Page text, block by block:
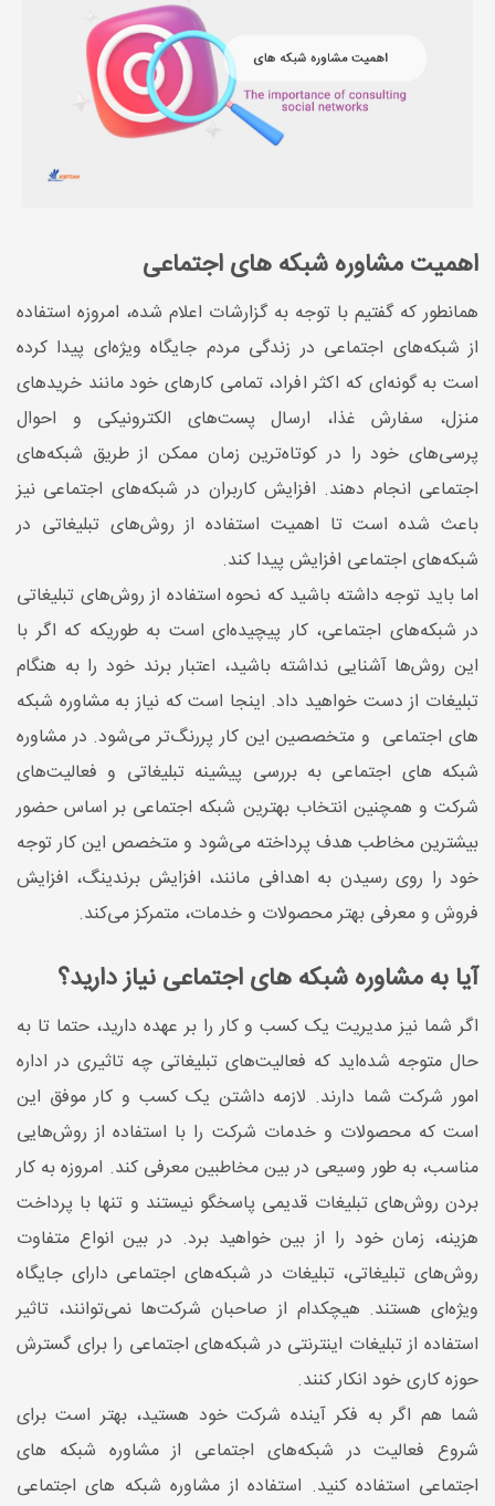
اهمیت مشاوره شبکه‌ های اجتماعی
همانطور که گفتیم با توجه به گزارشات اعلام شده، امروزه استفاده
از شبکه‌های اجتماعی در زندگی مردم جایگاه ویژه‌ای پیدا کرده
است به گونه‌ای که اکثر افراد، تمامی کارهای خود مانند خریدهای
منزل، سفارش غذا، ارسال پست‌های الکترونیکی و احوال
پرسی‌های خود را در کوتاه‌ترین زمان ممکن از طریق شبکه‌های
اجتماعی انجام دهند. افزایش کاربران در شبکه‌های اجتماعی نیز
باعث شده است تا اهمیت استفاده از روش‌های تبلیغاتی در
شبکه‌های اجتماعی افزایش پیدا کند.
اما باید توجه داشته باشید که نحوه استفاده از روش‌های تبلیغاتی
در شبکه‌های اجتماعی، کار پیچیده‌ای است به طوریکه که اگر با
این روش‌ها آشنایی نداشته باشید، اعتبار برند خود را به هنگام
تبلیغات از دست خواهید داد. اینجا است که نیاز به مشاوره شبکه
های اجتماعی و متخصصین این کار پررنگ‌تر می‌شود. در مشاوره
شبکه ‌های اجتماعی به بررسی پیشینه تبلیغاتی و فعالیت‌های
شرکت و همچنین انتخاب بهترین شبکه اجتماعی بر اساس حضور
بیشترین مخاطب هدف پرداخته می‌شود و متخصص این کار توجه
خود را روی رسیدن به اهدافی مانند، افزایش برندینگ، افزایش
فروش و معرفی بهتر محصولات و خدمات، متمرکز می‌کند.
آیا به مشاوره شبکه ‌های اجتماعی نیاز دارید؟
اگر شما نیز مدیریت یک کسب و کار را بر عهده دارید، حتما تا به
حال متوجه شده‌اید که فعالیت‌های تبلیغاتی چه تاثیری در اداره
امور شرکت شما دارند. لازمه داشتن یک کسب و کار موفق این
است که محصولات و خدمات شرکت را با استفاده از روش‌هایی
مناسب، به طور وسیعی در بین مخاطبین معرفی ‌کند. امروزه به کار
بردن روش‌های تبلیغات قدیمی پاسخگو نیستند و تنها با پرداخت
هزینه‌، زمان خود را از بین خواهید برد. در بین انواع متفاوت
روش‌های تبلیغاتی، تبلیغات در شبکه‌های اجتماعی دارای جایگاه
ویژه‌ای هستند. هیچکدام از صاحبان شرکت‌ها نمی‌توانند، تاثیر
استفاده از تبلیغات اینترنتی در شبکه‌های اجتماعی را برای گسترش
حوزه کاری خود انکار کنند.
شما هم اگر به فکر آینده شرکت خود هستید، بهتر است برای
شروع فعالیت در شبکه‌های اجتماعی از مشاوره شبکه ‌های
اجتماعی استفاده کنید. استفاده از مشاوره شبکه‌ های اجتماعی